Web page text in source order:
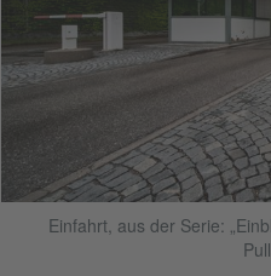
Einfahrt, aus der Serie: